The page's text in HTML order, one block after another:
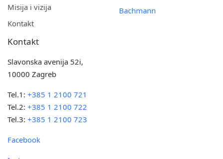
Misija i vizija
Kontakt
Bachmann
Kontakt
Slavonska avenija 52i,
10000 Zagreb
Tel.1:+385 1 2100 721
Tel.2:+385 1 2100 722
Tel.3:+385 1 2100 723
Facebook